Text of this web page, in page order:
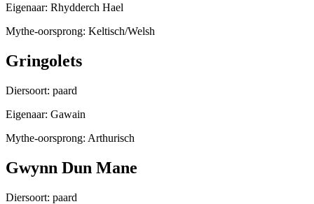
Eigenaar: Rhydderch Hael
Mythe-oorsprong: Keltisch/Welsh
Gringolets
Diersoort: paard
Eigenaar: Gawain
Mythe-oorsprong: Arthurisch
Gwynn Dun Mane
Diersoort: paard